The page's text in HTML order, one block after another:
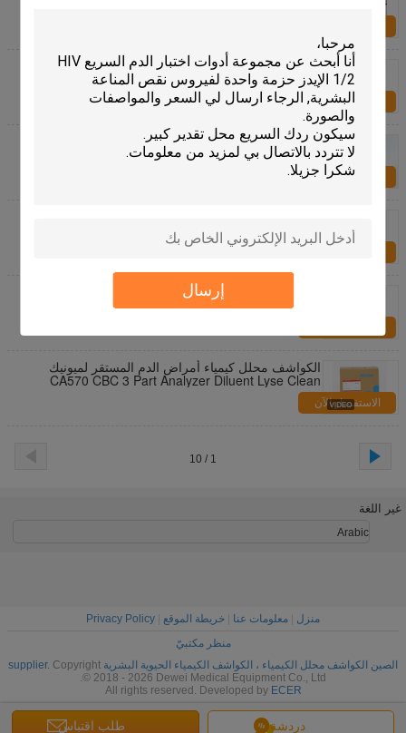
إرسال
محلل أمراض الدم الكاشف ل LANDWIND LW-6680
LW-6600 LW-6580 LW-D6500 ديلينت ليسيه شطف
الاستفسار الآن
خلية الكواشف الكواشف ل LANDWIND LW-6680 LW-
6600 محلل الدم متوافق مع ديلينت ليسيه شطف
الاستفسار الآن
نقاء عالية لـ LANDWIND LW-6680 / LW-6600 / LW-
6580 / LW-D6500
أجزاء وإعادة التدوير مع عينة الدم
الكواشف محلل كيمياء أمراض الدم المستقر لميونيك
CA570 CBC 3 Part Analyzer Diluent Lyse Clean
الاستفسار الآن
1 / 10
دردشة طلب اقتباس
غير اللغة
Arabic
منزل معلومات عنا خريطة الموقع
Privacy Policy
منظر مكتبيّ
الصين الكواشف محلل الكيمياء ، الكواشف الكيمياء الحيوية البشرية supplier. Copyright
© 2018 - 2026 Dewei Medical Equipment Co., Ltd.
All rights reserved. Developed by ECER